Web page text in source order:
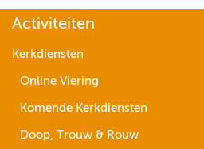
Activiteiten
Kerkdiensten
Online Viering
Komende Kerkdiensten
Doop, Trouw & Rouw